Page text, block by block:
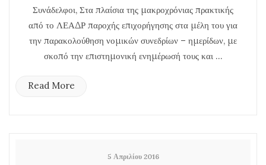
Συνάδελφοι, Στα πλαίσια της μακροχρόνιας πρακτικής
από το ΛΕΑΔΡ παροχής επιχορήγησης στα μέλη του για
την παρακολούθηση νομικών συνεδρίων – ημερίδων, με
σκοπό την επιστημονική ενημέρωσή τους και ...
Read More
5 Απριλίου 2016